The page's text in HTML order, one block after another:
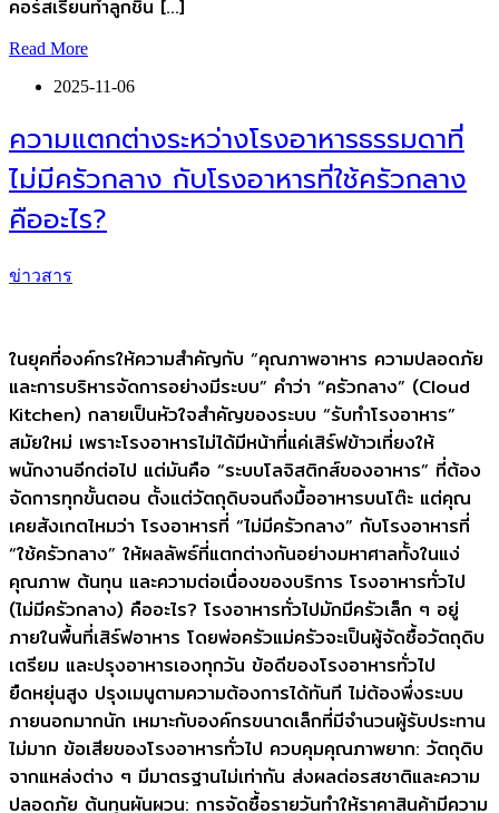
คอร์สเรียนทำลูกชิ้น […]
Read More
2025-11-06
ความแตกต่างระหว่างโรงอาหารธรรมดาที่
ไม่มีครัวกลาง กับโรงอาหารที่ใช้ครัวกลาง
คืออะไร?
ข่าวสาร
ในยุคที่องค์กรให้ความสำคัญกับ “คุณภาพอาหาร ความปลอดภัย
และการบริหารจัดการอย่างมีระบบ” คำว่า “ครัวกลาง” (Cloud
Kitchen) กลายเป็นหัวใจสำคัญของระบบ “รับทำโรงอาหาร”
สมัยใหม่ เพราะโรงอาหารไม่ได้มีหน้าที่แค่เสิร์ฟข้าวเที่ยงให้
พนักงานอีกต่อไป แต่มันคือ “ระบบโลจิสติกส์ของอาหาร” ที่ต้อง
จัดการทุกขั้นตอน ตั้งแต่วัตถุดิบจนถึงมื้ออาหารบนโต๊ะ แต่คุณ
เคยสังเกตไหมว่า โรงอาหารที่ “ไม่มีครัวกลาง” กับโรงอาหารที่
“ใช้ครัวกลาง” ให้ผลลัพธ์ที่แตกต่างกันอย่างมหาศาลทั้งในแง่
คุณภาพ ต้นทุน และความต่อเนื่องของบริการ โรงอาหารทั่วไป
(ไม่มีครัวกลาง) คืออะไร? โรงอาหารทั่วไปมักมีครัวเล็ก ๆ อยู่
ภายในพื้นที่เสิร์ฟอาหาร โดยพ่อครัวแม่ครัวจะเป็นผู้จัดซื้อวัตถุดิบ
เตรียม และปรุงอาหารเองทุกวัน ข้อดีของโรงอาหารทั่วไป
ยืดหยุ่นสูง ปรุงเมนูตามความต้องการได้ทันที ไม่ต้องพึ่งระบบ
ภายนอกมากนัก เหมาะกับองค์กรขนาดเล็กที่มีจำนวนผู้รับประทาน
ไม่มาก ข้อเสียของโรงอาหารทั่วไป ควบคุมคุณภาพยาก: วัตถุดิบ
จากแหล่งต่าง ๆ มีมาตรฐานไม่เท่ากัน ส่งผลต่อรสชาติและความ
ปลอดภัย ต้นทุนผันผวน: การจัดซื้อรายวันทำให้ราคาสินค้ามีความ